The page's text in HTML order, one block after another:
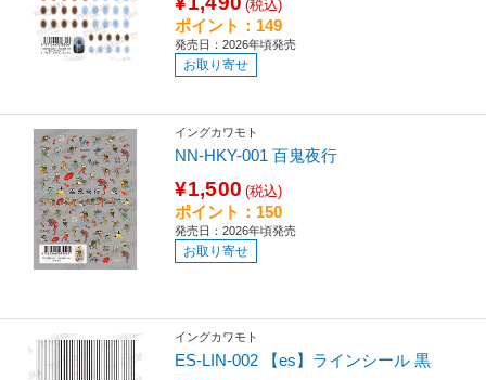
(税込)
ポイント：149
発売日：2026年頃発売
お取り寄せ
イングカワモト
NN-HKY-001 百鬼夜行
¥1,500 (税込)
ポイント：150
発売日：2026年頃発売
お取り寄せ
イングカワモト
ES-LIN-002 【es】ラインシール 黒